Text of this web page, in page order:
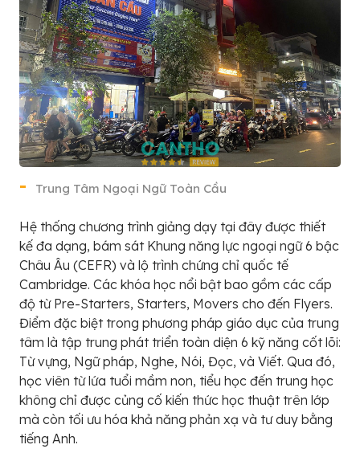
Trung Tâm Ngoại Ngữ Toàn Cầu
Hệ thống chương trình giảng dạy tại đây được thiết
kế đa dạng, bám sát Khung năng lực ngoại ngữ 6 bậc
Châu Âu (CEFR) và lộ trình chứng chỉ quốc tế
Cambridge. Các khóa học nổi bật bao gồm các cấp
độ từ Pre-Starters, Starters, Movers cho đến Flyers.
Điểm đặc biệt trong phương pháp giáo dục của trung
tâm là tập trung phát triển toàn diện 6 kỹ năng cốt lõi:
Từ vựng, Ngữ pháp, Nghe, Nói, Đọc, và Viết. Qua đó,
học viên từ lứa tuổi mầm non, tiểu học đến trung học
không chỉ được củng cố kiến thức học thuật trên lớp
mà còn tối ưu hóa khả năng phản xạ và tư duy bằng
tiếng Anh.